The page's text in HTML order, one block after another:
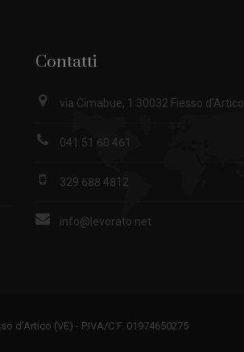
Contatti
via Cimabue, 1 30032 Fiesso d'Artico
041 51 60 461
329 688 4812
info@levorato.net
d’Artico (VE) - P.IVA/C.F. 01974650275